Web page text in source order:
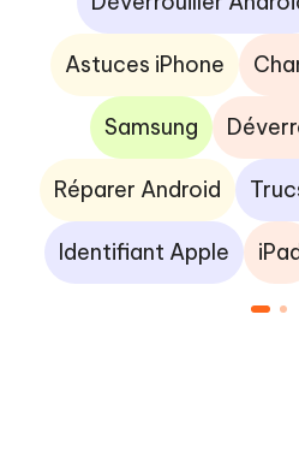
Astuces iPhone
Samsung
Réparer Android
Identifiant Apple